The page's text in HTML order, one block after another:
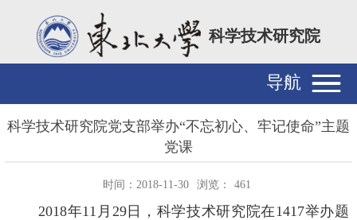
科学技术研究院
导航
科学技术研究院党支部举办“不忘初心、牢记使命”主题
党课
时间：2018-11-30 浏览： 461
2018年11月29日，科学技术研究院在1417举办题